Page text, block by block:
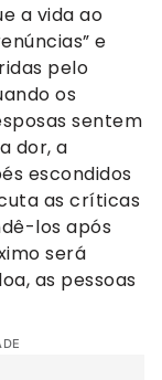
a vida ao
e
pelo
os
sentem
dor, a
escondidos
as críticas
los após
será
as pessoas